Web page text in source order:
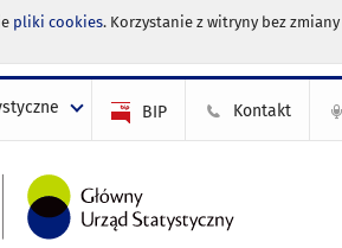
pliki cookies. Korzystanie z witryny bez
BIP Kontakt